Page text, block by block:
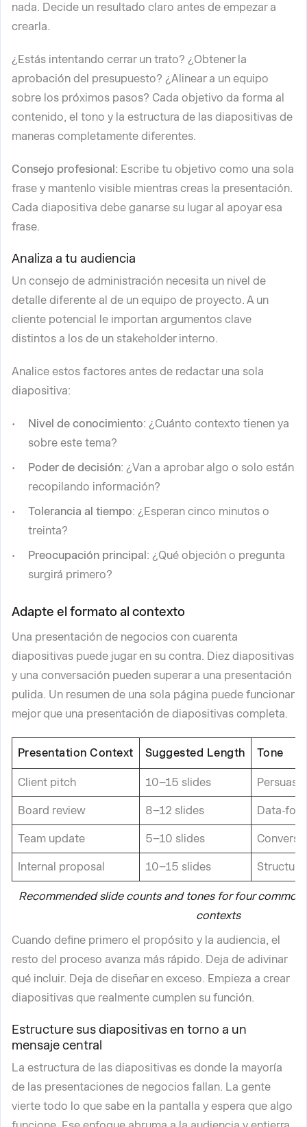
nada. Decide un resultado claro antes de empezar a
crearla.
¿Estás intentando cerrar un trato? ¿Obtener la
aprobación del presupuesto? ¿Alinear a un equipo
sobre los próximos pasos? Cada objetivo da forma al
contenido, el tono y la estructura de las diapositivas de
maneras completamente diferentes.
Consejo profesional: Escribe tu objetivo como una sola
frase y mantenlo visible mientras creas la presentación.
Cada diapositiva debe ganarse su lugar al apoyar esa
frase.
Analiza a tu audiencia
Un consejo de administración necesita un nivel de
detalle diferente al de un equipo de proyecto. A un
cliente potencial le importan argumentos clave
distintos a los de un stakeholder interno.
Analice estos factores antes de redactar una sola
diapositiva:
Nivel de conocimiento: ¿Cuánto contexto tienen ya
sobre este tema?
Poder de decisión: ¿Van a aprobar algo o solo están
recopilando información?
Tolerancia al tiempo: ¿Esperan cinco minutos o
treinta?
Preocupación principal: ¿Qué objeción o pregunta
surgirá primero?
Adapte el formato al contexto
Una presentación de negocios con cuarenta
diapositivas puede jugar en su contra. Diez diapositivas
y una conversación pueden superar a una presentación
pulida. Un resumen de una sola página puede funcionar
mejor que una presentación de diapositivas completa.
Recommended slide counts and tones for four
contexts
Presentation Context Suggested Length Tone
Client pitch 10–15 slides
Board review 8–12 slides Data-
Team update 5–10 slides
Internal proposal 10–15 slides
Cuando define primero el propósito y la audiencia, el
resto del proceso avanza más rápido. Deja de adivinar
qué incluir. Deja de diseñar en exceso. Empieza a crear
diapositivas que realmente cumplen su función.
Estructure sus diapositivas en torno a un
mensaje central
La estructura de las diapositivas es donde la mayoría
de las presentaciones de negocios fallan. La gente
vierte todo lo que sabe en la pantalla y espera que algo